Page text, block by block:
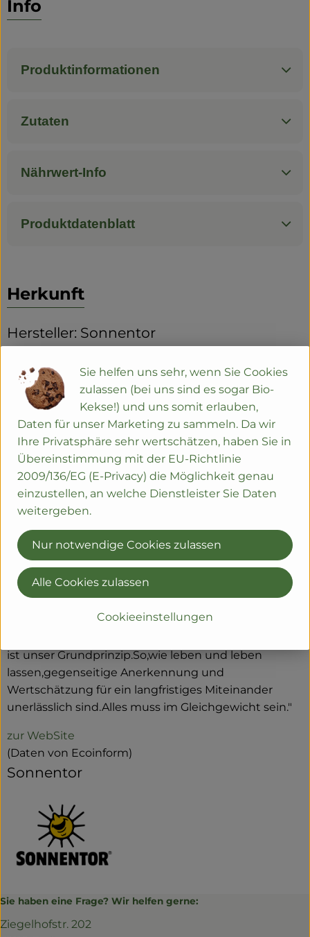
Info
Produktinformationen
Zutaten
Nährwert-Info
Produktdatenblatt
Herkunft
Hersteller: Sonnentor
Tschechien
Sonnentor Kräuterhandelsges. mbH
A 3913 Sprögnitz
"Wir von Sonnentor glauben fest daran,dass in der
Natur die besten Rezepte für ein schönes und
langes Leben stecken.Dafür arbeiten wir und davon
leben wir.Und wir glauben,dass die biologische
Landwirtschaft die einzige Alternative zu den immer
Überproduktion ist.Der Kreislauf,das immer
ist unser Grundprinzip.So,wie leben und leben
lassen,gegenseitige Anerkennung und
Wertschätzung für ein langfristiges Miteinander
unerlässlich sind.Alles muss im Gleichgewicht sein."
zur WebSite
(Daten von Ecoinform)
Sonnentor
Sie haben eine Frage? Wir helfen gerne:
Ziegelhofstr. 202
Sie helfen uns sehr, wenn Sie Cookies
zulassen (bei uns sind es sogar Bio-
Kekse!) und uns somit erlauben,
Daten für unser Marketing zu sammeln. Da wir
Ihre Privatsphäre sehr wertschätzen, haben Sie in
Übereinstimmung mit der EU-Richtlinie
2009/136/EG (E-Privacy) die Möglichkeit genau
einzustellen, an welche Dienstleister Sie Daten
weitergeben.
Cookieeinstellungen
Nur notwendige Cookies zulassen
Alle Cookies zulassen